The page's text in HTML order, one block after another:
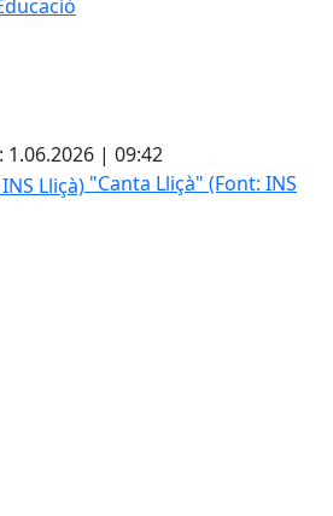
| 09:42
Lliçà)
"Canta Lliçà" (Font: INS